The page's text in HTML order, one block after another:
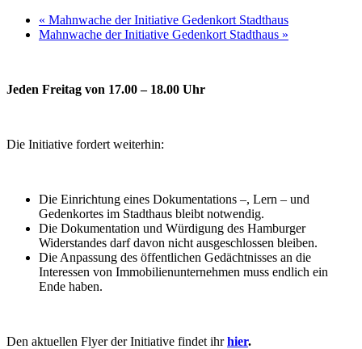
« Mahnwache der Initiative Gedenkort Stadthaus
Mahnwache der Initiative Gedenkort Stadthaus »
Jeden Freitag von 17.00 – 18.00 Uhr
Die Initiative fordert weiterhin:
Die Einrichtung eines Dokumentations –, Lern – und
Gedenkortes im Stadthaus bleibt notwendig.
Die Dokumentation und Würdigung des Hamburger
Widerstandes darf davon nicht ausgeschlossen bleiben.
Die Anpassung des öffentlichen Gedächtnisses an die
Interessen von Immobilienunternehmen muss endlich ein
Ende haben.
Den aktuellen Flyer der Initiative findet ihrhier.